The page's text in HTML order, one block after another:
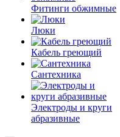
Фитинги обжимные
Люки
Кабель греющий
Сантехника
Электроды и круги
абразивные